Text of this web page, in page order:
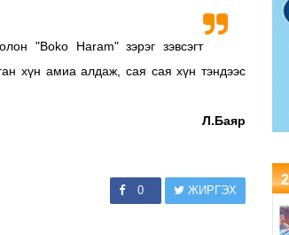
"Boko Haram" зэрэг зэвсэгт
хүн амиа алдаж, сая сая хүн тэндээс
Л.Баяр
0 ЖИРГЭХ